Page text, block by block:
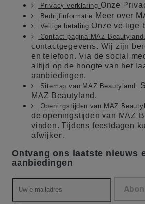
Privacy verklaring Onze
Bedrijfinformatie Meer over
Veilige betaling Onze veilige
Contact pagina MAZ Beautyland.
contactgegevens. Wij zijn
en telefoon. Via de social
altijd op de hoogte van het
aanbiedingen.
Sitemap van MAZ Beautyland.
MAZ Beautyland.
Openingstijden van MAZ
de openingstijden van MAZ
vinden. Tijdens feestdagen
afwijken.
Ontvang ons laatste nieuws
aanbiedingen